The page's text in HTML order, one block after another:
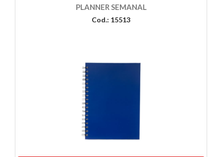
PLANNER SEMANAL
Cod.: 15513